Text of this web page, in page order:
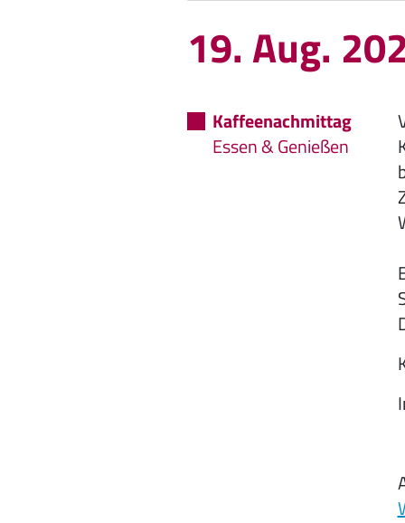
19. Aug.
Kaffeenachmittag
Essen & Genießen